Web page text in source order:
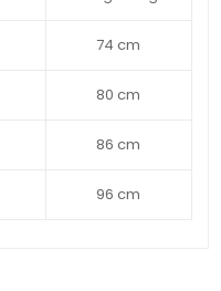
74 cm
80 cm
86 cm
96 cm